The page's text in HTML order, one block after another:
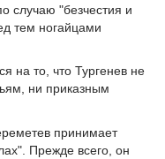
случаю "безчестия и
тем ногайцами
на то, что Тургенев не
ни приказным
принимает
Прежде всего, он